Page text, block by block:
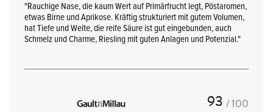
"Rauchige Nase, die kaum Wert auf Primärfrucht legt, Pöstaromen,
etwas Birne und Aprikose. Kräftig strukturiert mit gutem Volumen,
hat Tiefe und Weite, die reife Säure ist gut eingebunden, auch
Schmelz und Charme, Riesling mit guten Anlagen und Potenzial."
93 / 100